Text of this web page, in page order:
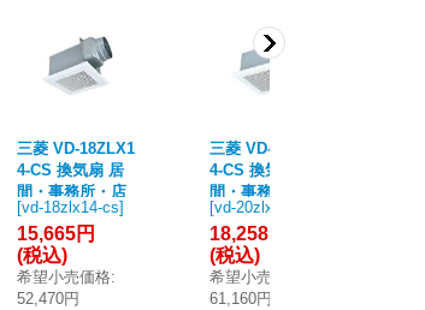
三菱 VD-18ZLX1
4-CS 換気扇 居
間・事務所・店
舗 ダクト用換気
扇 天井埋込形 24
時間換気機能付
低騒音形 インテ
リア格子 クール
[vd-18zlx14-cs]
15,665円
(税込)
希望小売価格:
52,470円
三菱 VD-20ZLX1
4-CS 換気扇 居
間・事務所・店
舗 ダクト用換気
扇 天井埋込形 24
時間換気機能付
低騒音形 インテ
リア格子 クール
[vd-20zlx14-cs
18,258円
(税込)
希望小売価格
61,160円